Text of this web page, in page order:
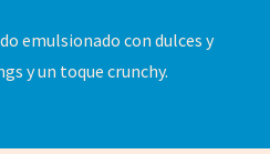
emulsionado con dulces y
y un toque crunchy.